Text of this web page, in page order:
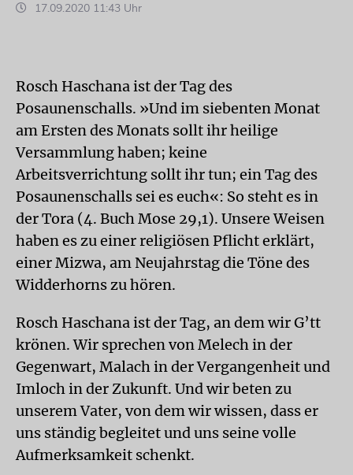
17.09.2020 11:43 Uhr
Rosch Haschana ist der Tag des
Posaunenschalls. »Und im siebenten Monat
am Ersten des Monats sollt ihr heilige
Versammlung haben; keine
Arbeitsverrichtung sollt ihr tun; ein Tag des
Posaunenschalls sei es euch«: So steht es in
der Tora (4. Buch Mose 29,1). Unsere Weisen
haben es zu einer religiösen Pflicht erklärt,
einer Mizwa, am Neujahrstag die Töne des
Widderhorns zu hören.
Rosch Haschana ist der Tag, an dem wir G’tt
krönen. Wir sprechen von Melech in der
Gegenwart, Malach in der Vergangenheit und
Imloch in der Zukunft. Und wir beten zu
unserem Vater, von dem wir wissen, dass er
uns ständig begleitet und uns seine volle
Aufmerksamkeit schenkt.